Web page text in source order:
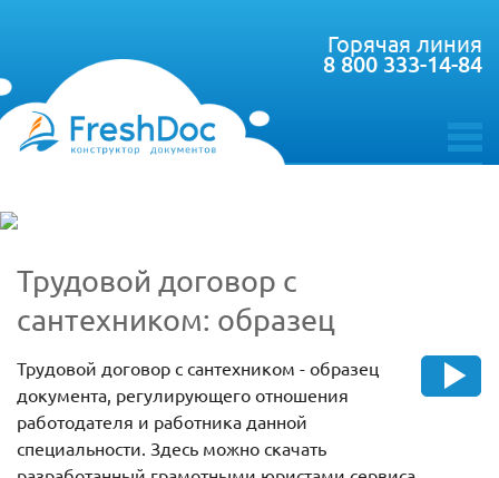
toggle
Горячая линия
8 800 333-14-84
Трудовой договор с
сантехником: образец
Трудовой договор с сантехником - образец
документа, регулирующего отношения
работодателя и работника данной
специальности. Здесь можно скачать